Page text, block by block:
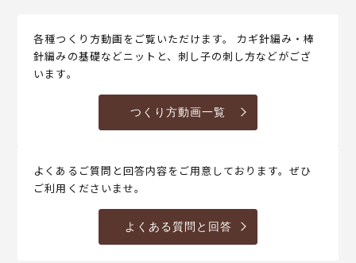
各種つくり方動画をご覧いただけます。 カギ針編み・棒
針編みの基礎などニットと、刺し子の刺し方などがござ
います。
つくり方動画一覧
よくあるご質問と回答内容をご用意しております。ぜひ
ご利用くださいませ。
よくある質問と回答